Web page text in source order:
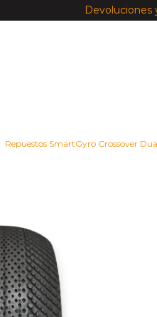
Devoluciones
Repuestos SmartGyro Crossover